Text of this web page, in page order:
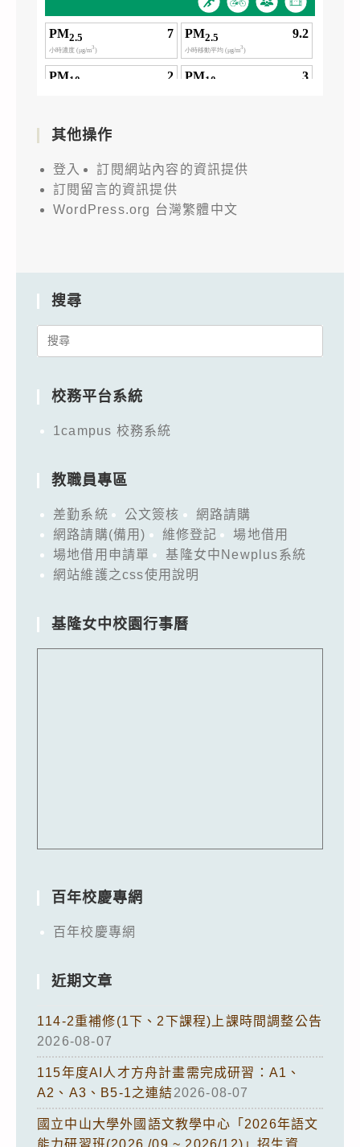
其他操作
登入
訂閱網站內容的資訊提供
訂閱留言的資訊提供
WordPress.org 台灣繁體中文
搜尋
Search
校務平台系統
1campus 校務系統
教職員專區
差勤系統 公文簽核
網路請購
網路請購(備用)
維修登記
場地借用
場地借用申請單
基隆女中Newplus系統
網站維護之css使用說明
基隆女中校園行事曆
百年校慶專網
百年校慶專網
近期文章
114-2重補修(1下、2下課程)上課時間調整公告
2026-08-07
115年度AI人才方舟計畫需完成研習：A1、
A2、A3、B5-1之連結2026-08-07
國立中山大學外國語文教學中心「2026年語文
能力研習班(2026 /09 ~ 2026/12)」招生資